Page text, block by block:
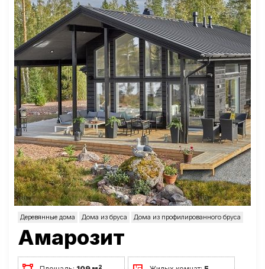
Деревянные дома Дома из бруса Дома из профилированного бруса
Амарозит
2